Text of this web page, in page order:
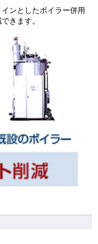
ンとしたボイラー併用
きます。